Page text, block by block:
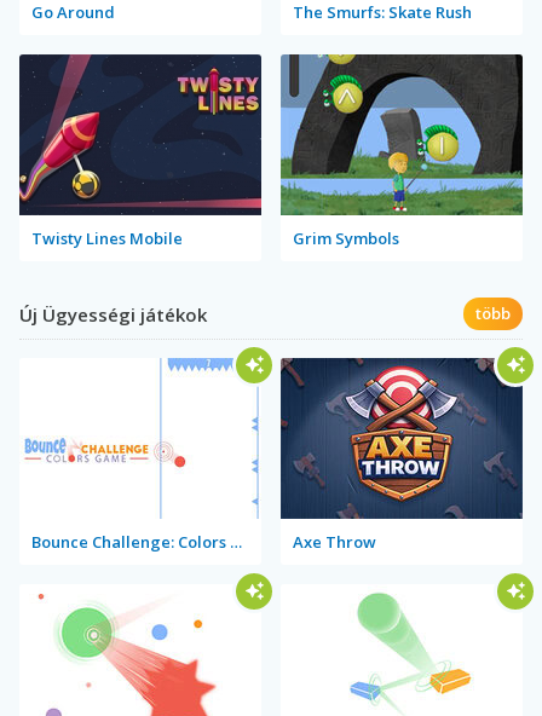
Go Around The Smurfs: Skate Rush
Twisty Lines Mobile Grim Symbols
Új Ügyességi játékok több
Bounce Challenge: Colors Game Axe Throw